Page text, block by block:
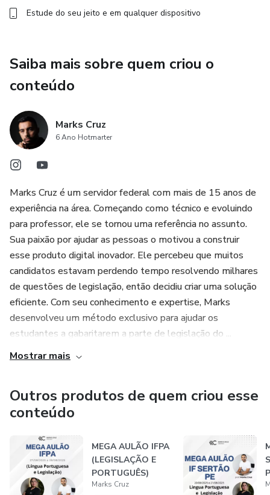
3.2. Título II - Do Provimento, Vacância, Remoção,
Redistribuição e Substituição;
3.4. Título IV - Do Regime Disciplinar;
3.5. Título V - Do Processo Administrativo Disciplinar.
4. Lei n. 8.429/1992 - Atos de Improbidade
Administrativa
4.1. CAPÍTULO I (Das Disposições Gerais);
4.2. CAPÍTULO II (Dos Atos de Improbidade
Administrativa);
4.3. CAPÍTULO III (Das Penas).
educação nacional (do artigo 1º ao 67)
6. Lei n. 11.892/2008 - Rede Federal de Educação
Profissional, Científica e Tecnológica e Institutos Federais
7. Lei n. 12.772/2012 - Dispõe sobre a estruturação do
Plano de Carreiras e Cargos de Magistério Federal, [...] e dá
outras providências.
Estude do seu jeito e em qualquer dispositivo
Saiba mais sobre quem criou o
conteúdo
Marks Cruz
6 Ano Hotmarter
Marks Cruz é um servidor federal com mais de 15 anos de
experiência na área. Começando como técnico e evoluindo
para professor, ele se tornou uma referência no assunto.
Sua paixão por ajudar as pessoas o motivou a construir
esse produto digital inovador. Ele percebeu que muitos
candidatos estavam perdendo tempo resolvendo milhares
de questões de legislação, então decidiu criar uma solução
eficiente. Com seu conhecimento e expertise, Marks
desenvolveu um método exclusivo para ajudar os
estudantes a gabaritarem a parte de legislação do ...
Mostrar mais
Outros produtos de quem criou esse
conteúdo
MEGA AULÃO IFPA
(LEGISLAÇÃO E
PORTUGUÊS)
Marks Cruz